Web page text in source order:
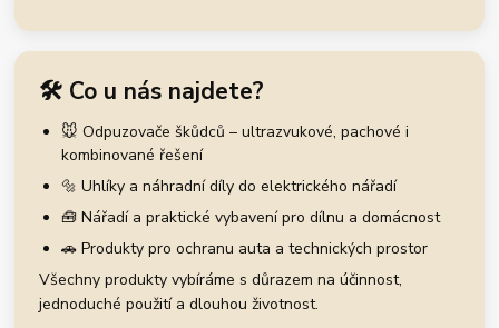
🛠️ Co u nás najdete?
🐭 Odpuzovače škůdců – ultrazvukové, pachové i
kombinované řešení
🔩 Uhlíky a náhradní díly do elektrického nářadí
🧰 Nářadí a praktické vybavení pro dílnu a domácnost
🚗 Produkty pro ochranu auta a technických prostor
Všechny produkty vybíráme s důrazem na účinnost,
jednoduché použití a dlouhou životnost.